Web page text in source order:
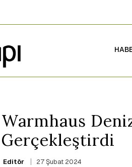
Warmhaus
Gerçekleştirdi
Editör 27 Şubat 2024